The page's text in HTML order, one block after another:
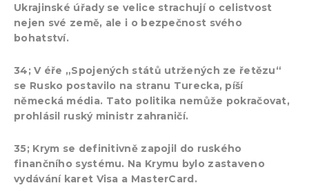
Ukrajinské úřady se velice strachují o celistvost
nejen své země, ale i o bezpečnost svého
bohatství.
34; V éře „Spojených států utržených ze řetězu“
se Rusko postavilo na stranu Turecka, píší
německá média. Tato politika nemůže pokračovat,
prohlásil ruský ministr zahraničí.
35; Krym se definitivně zapojil do ruského
finančního systému. Na Krymu bylo zastaveno
vydávání karet Visa a MasterCard.